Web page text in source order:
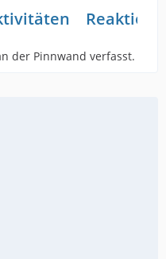
der Pinnwand verfasst.